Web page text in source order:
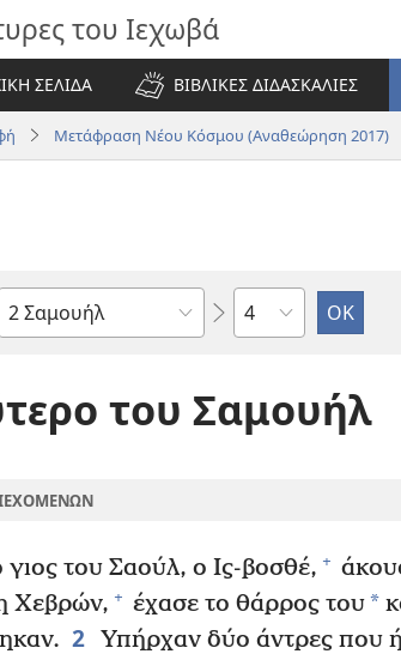
του Ιεχωβά
ΣΕΛΙΔΑ
ΒΙΒΛΙΚΕΣ ΔΙΔΑΣΚΑΛΙΕΣ
Μετάφραση Νέου Κόσμου (Αναθεώρηση 2017)
Κεφάλαιο
του Σαμουήλ
του Σαούλ, ο Ις-βοσθέ, +
Χεβρών, + έχασε το θάρρος του*
2 Υπήρχαν δύο άντρες που